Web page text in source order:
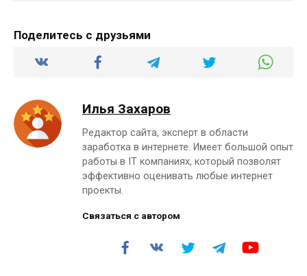
Поделитесь с друзьями
Илья Захаров
Редактор сайта, эксперт в области
заработка в интернете. Имеет большой опыт
работы в IT компаниях, который позволят
эффективно оценивать любые интернет
проекты.
Связаться с автором